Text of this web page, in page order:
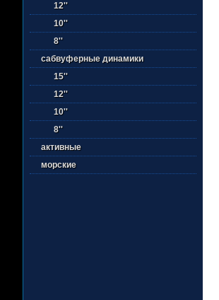
12''
10''
8''
сабвуферные динамики
15''
12''
10''
8''
активные
морские